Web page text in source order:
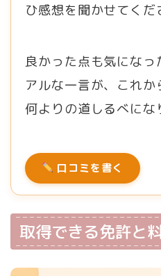
ひ感想を聞かせてくだ
良かった点も気になっ
アルな一言が、これ
何よりの道しるべにな
口コミを書く
取得できる免許と